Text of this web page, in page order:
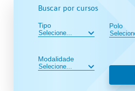
Buscar por cursos
Tipo
Modalidade
Polo